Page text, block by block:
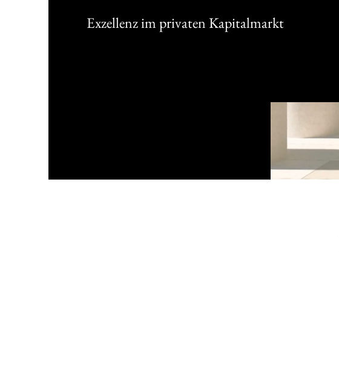
Exzellenz im privaten Kapitalmarkt